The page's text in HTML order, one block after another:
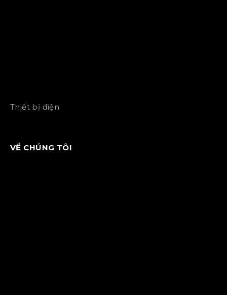
Thiết bị điện
VỀ CHÚNG TÔI